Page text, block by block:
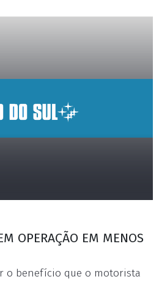
OPERAÇÃO EM MENOS
o benefício que o motorista